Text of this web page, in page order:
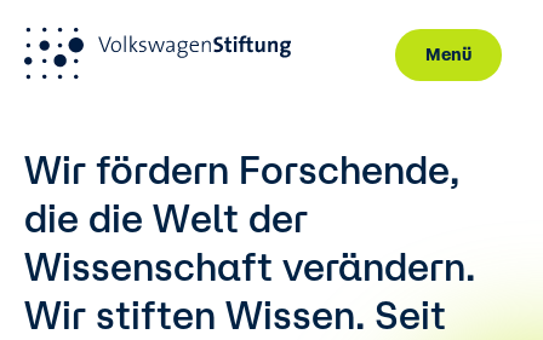
Menü
Wir fördern Forschende,
die die Welt der
Wissenschaft verändern.
Wir stiften Wissen. Seit